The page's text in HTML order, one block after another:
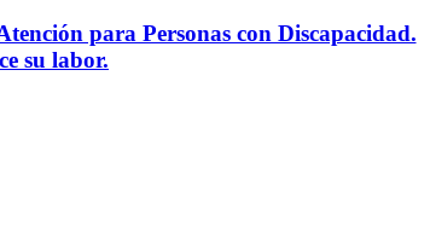
para Personas con Discapacidad.
su labor.